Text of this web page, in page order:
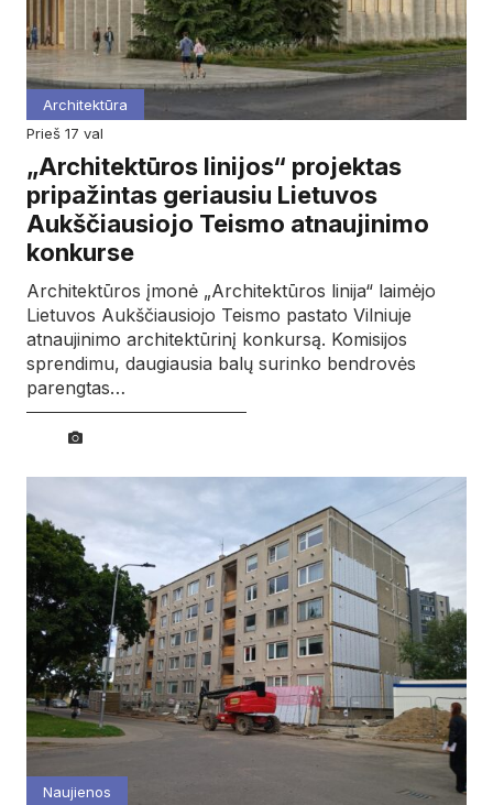
Architektūra
prieš 17 val
„Architektūros linijos“ projektas
pripažintas geriausiu Lietuvos
Aukščiausiojo Teismo atnaujinimo
konkurse
Architektūros įmonė „Architektūros linija“ laimėjo
Lietuvos Aukščiausiojo Teismo pastato Vilniuje
atnaujinimo architektūrinį konkursą. Komisijos
sprendimu, daugiausia balų surinko bendrovės
parengtas…
Naujienos